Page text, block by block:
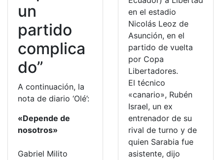
un
partido
complica
do”
A continuación, la
nota de diario ‘Olé’:
«Depende de
nosotros»
Gabriel Milito
en el estadio
Nicolás Leoz de
Asunción, en el
partido de vuelta
por Copa
Libertadores.
El técnico
«canario», Rubén
Israel, un ex
entrenador de su
rival de turno y de
quien Sarabia fue
asistente, dijo